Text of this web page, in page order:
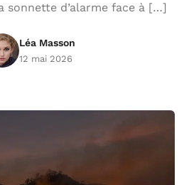
sonnette d’alarme face à […]
Léa Masson
12 mai 2026